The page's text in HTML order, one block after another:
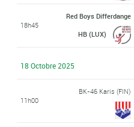
18h45
Red Boys Differdange
HB (LUX)
18 Octobre 2025
11h00
BK-46 Karis (FIN)